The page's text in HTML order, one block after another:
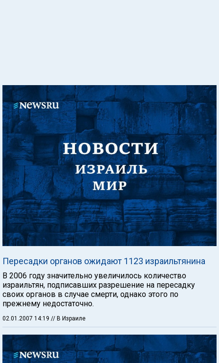
Пересадки органов ожидают 1123 израильтянина
В 2006 году значительно увеличилось количество
израильтян, подписавших разрешение на пересадку
своих органов в случае смерти, однако этого по
прежнему недостаточно.
02.01.2007 14:19 // В Израиле